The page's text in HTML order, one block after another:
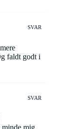
SVAR
faldt godt i
SVAR
minde mig